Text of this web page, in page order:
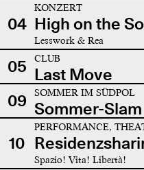
04
KONZERT
High on the
Lesswork & Rea
05 CLUB
Last Move
09
SOMMER IM SÜDPOL
Sommer-Slam
10
PERFORMANCE,
Spazio! Vita! Libertà!